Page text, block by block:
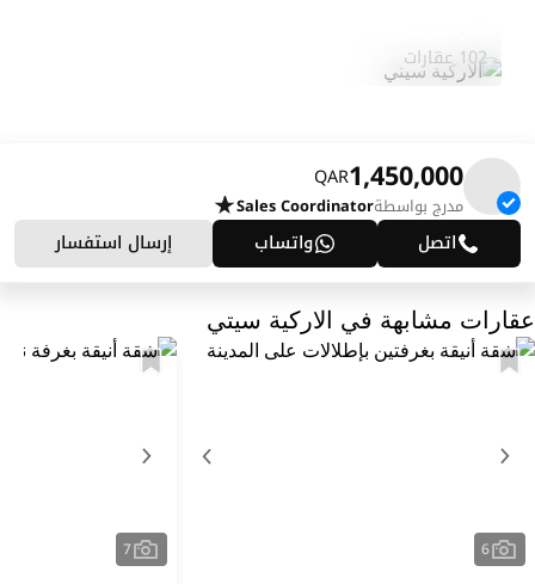
102 عقارات
1,450,000
QAR
مدرج بواسطةSales Coordinator
اتصل واتساب إرسال استفسار
عقارات مشابهة في الاركية سيتي
6
7